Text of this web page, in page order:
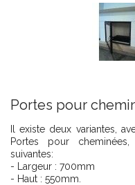
Portes pour
Il existe deux variantes,
Portes pour
suivantes:
- Largeur : 700mm
- Haut : 550mm.